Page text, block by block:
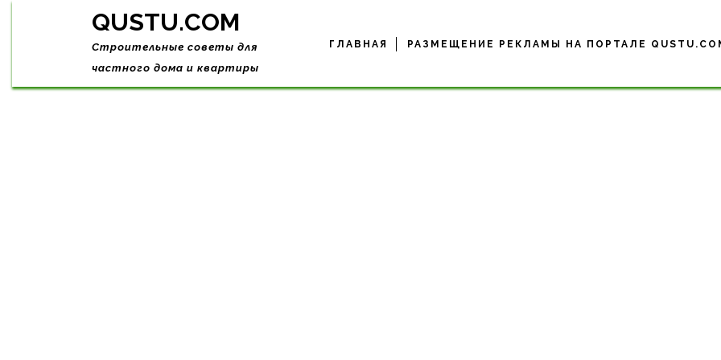
Skip
QUSTU.COM
Строительные советы для
частного дома и квартиры
ГЛАВНАЯ РАЗМЕЩЕНИЕ РЕКЛАМЫ НА ПОРТАЛЕ